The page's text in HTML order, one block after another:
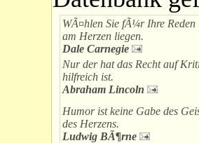
WÃ¤hlen Sie fÃ¼r Ihre Reden
am Herzen liegen.
Dale Carnegie
Nur der hat das Recht auf
hilfreich ist.
Abraham Lincoln
Humor ist keine Gabe des
des Herzens.
Ludwig BÃ¶rne